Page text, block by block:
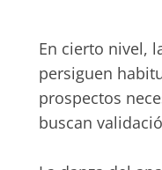
En cierto nivel,
persiguen
prospectos
buscan